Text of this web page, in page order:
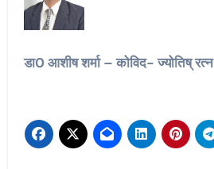
डा0 आशीष शर्मा – कोविद- ज्योतिष् रत्न